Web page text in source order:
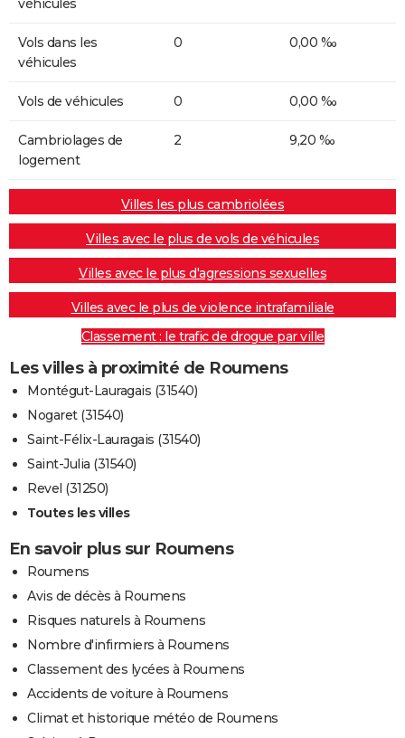
véhicules
Vols dans les
véhicules
0 0,00 ‰
Vols de véhicules 0 0,00 ‰
Cambriolages de
logement
2 9,20 ‰
Villes les plus cambriolées
Villes avec le plus de vols de véhicules
Villes avec le plus d'agressions sexuelles
Villes avec le plus de violence intrafamiliale
Classement : le trafic de drogue par ville
Les villes à proximité de Roumens
Montégut-Lauragais (31540)
Nogaret (31540)
Saint-Félix-Lauragais (31540)
Saint-Julia (31540)
Revel (31250)
Toutes les villes
En savoir plus sur Roumens
Roumens
Avis de décès à Roumens
Risques naturels à Roumens
Nombre d'infirmiers à Roumens
Classement des lycées à Roumens
Accidents de voiture à Roumens
Climat et historique météo de Roumens